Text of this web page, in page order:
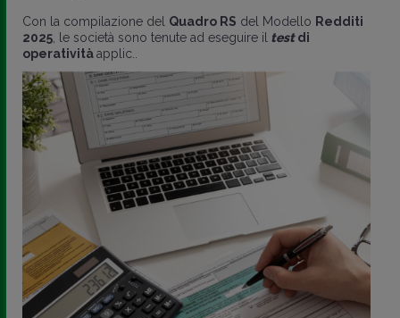
Con la compilazione del Quadro RS del Modello Redditi
2025 , le società sono tenute ad eseguire il testdi
operativitàapplic..